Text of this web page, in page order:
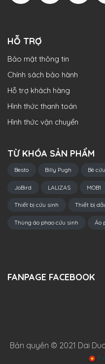
HỖ TRỢ
Bảo mật thông tin
Chính sách bảo hành
Hỗ trợ khách hàng
Hình thức thanh toán
Hình thức vận chuyển
TỪ KHÓA SẢN PHẨM
Besto Billy Pugh Bè
JoBird LALIZAS MOB1
Thiết bị cứu sinh Thiết bị
Thùng áo phao cứu sinh Áo
FANPAGE FACEBOOK
Bản quyền © 2021 Dai